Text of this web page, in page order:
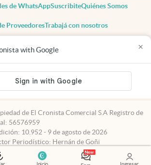
with Google ×
de WhatsAppSuscribiteQuiénes Somos
ProveedoresTrabajá con nosotros
los derechos reservados
Privacidad
Consentimiento
Tel:+54 11 7078-3270
de El Cronista Comercial S.A Registro de
56576959
10.952 - 9 de agosto de 2026
Periodístico: Hernán de Goñi